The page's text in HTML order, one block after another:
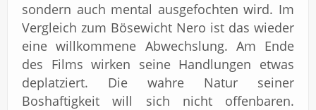
sondern auch mental ausgefochten wird. Im
Vergleich zum Bösewicht Nero ist das wieder
eine willkommene Abwechslung. Am Ende
des Films wirken seine Handlungen etwas
deplatziert. Die wahre Natur seiner
Boshaftigkeit will sich nicht offenbaren.